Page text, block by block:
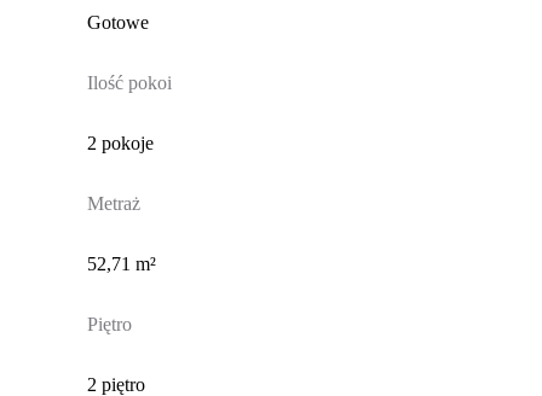
Gotowe
Ilość pokoi
2 pokoje
Metraż
52,71 m²
Piętro
2 piętro